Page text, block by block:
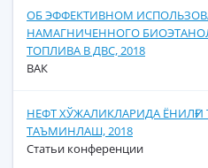
ОБ ЭФФЕКТИВНОМ
НАМАГНИЧЕННОГО
ТОПЛИВА В ДВС, 2018
ВАК
НЕФТ ХЎЖАЛИКЛАРИДА
ТАЪМИНЛАШ, 2018
Статьи конференции